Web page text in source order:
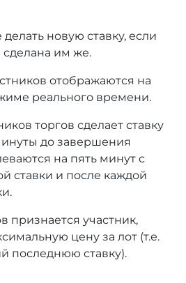
новую ставку, если
сделана им же.
отображаются на
реального времени.
торгов сделает ставку
до завершения
на пять минут с
ставки и после каждой
признается участник,
цену за лот (т.е.
последнюю ставку).